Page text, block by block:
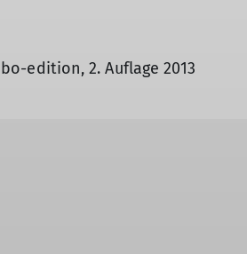
edition, 2. Auflage 2013